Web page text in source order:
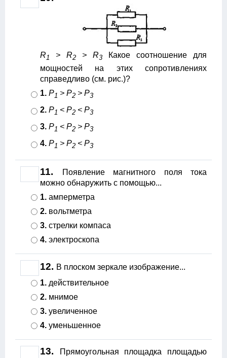
R1 > R2 > R3 Какое соотношение для
мощностей на этих сопротивлениях
справедливо (см. рис.)?
1. P1 > P2 > P3
2. P1 < P2 < P3
3. P1 < P2 > P3
4. P1 > P2 < P3
11.
Появление магнитного поля тока
можно обнаружить с помощью...
1. амперметра
2. вольтметра
3. стрелки компаса
4. электроскопа
12. В плоском зеркале изображение...
1. действительное
2. мнимое
3. увеличенное
4. уменьшенное
13.
Прямоугольная площадка площадью